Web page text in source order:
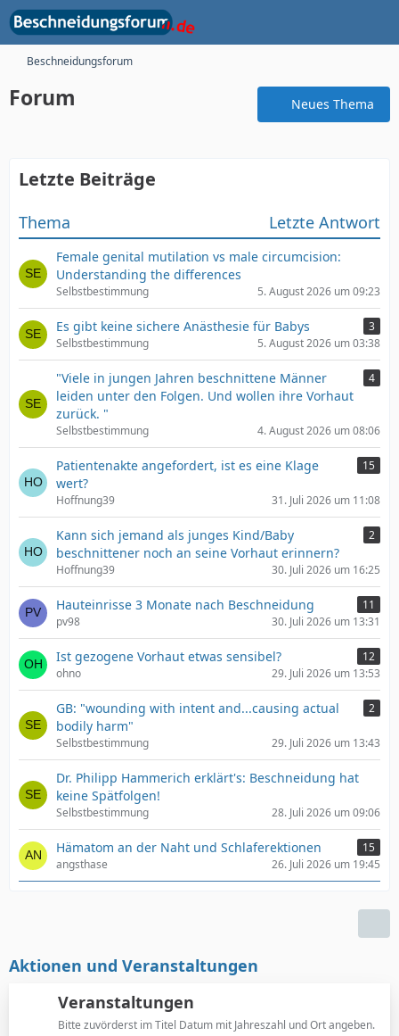
Beschneidungsforum
Forum Neues Thema
Letzte Beiträge
Thema Letzte Antwort
Female genital mutilation vs male circumcision:
Understanding the differences
Selbstbestimmung 5. August 2026 um 09:23
Es gibt keine sichere Anästhesie für Babys
3
Selbstbestimmung
5. August 2026 um 03:38
"Viele in jungen Jahren beschnittene Männer
leiden unter den Folgen. Und wollen ihre Vorhaut
zurück. "
4
Selbstbestimmung 4. August 2026 um 08:06
Patientenakte angefordert, ist es eine Klage
wert?
15
Hoffnung39 31. Juli 2026 um 11:08
Kann sich jemand als junges Kind/Baby
beschnittener noch an seine Vorhaut erinnern?
2
Hoffnung39 30. Juli 2026 um 16:25
Hauteinrisse 3 Monate nach Beschneidung
11
pv98
30. Juli 2026 um 13:31
Ist gezogene Vorhaut etwas sensibel?
12
ohno
29. Juli 2026 um 13:53
GB: "wounding with intent and...causing actual
bodily harm"
2
Selbstbestimmung 29. Juli 2026 um 13:43
Dr. Philipp Hammerich erklärt's: Beschneidung hat
keine Spätfolgen!
Selbstbestimmung 28. Juli 2026 um 09:06
Hämatom an der Naht und Schlaferektionen
15
angsthase
26. Juli 2026 um 19:45
Aktionen und Veranstaltungen
Veranstaltungen
Bitte zuvörderst im Titel Datum mit Jahreszahl und Ort angeben.